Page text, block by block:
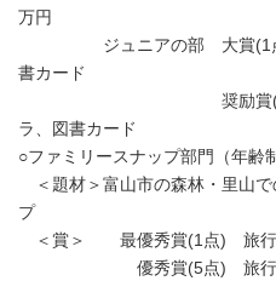
万円
ジュニアの部 大賞(1点)一
書カード
奨励賞(3点)コンパ
ラ、図書カード
○ファミリースナップ部門（年齢
＜題材＞富山市の森林・里山で
プ
＜賞＞ 最優秀賞(1点) 旅行
優秀賞(5点) 旅行券